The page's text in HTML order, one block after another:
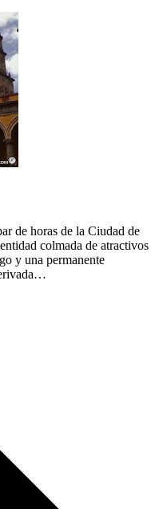
de horas de la Ciudad de
colmada de atractivos
y una permanente